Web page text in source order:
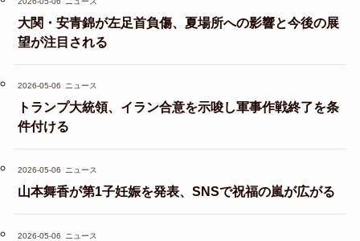
大関・安青錦が左足首負傷、夏場所への影響と今後の展
望が注目される
2026-05-06 ニュース
トランプ大統領、イラン合意を示唆し軍事作戦終了を条
件付ける
2026-05-06 ニュース
山本舞香が第1子妊娠を発表、SNSで祝福の嵐が広がる
2026-05-06 ニュース